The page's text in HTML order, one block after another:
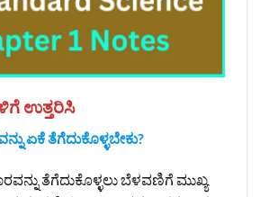
ಉತ್ತರಿಸಿ
ಏಕೆ ತೆಗೆದುಕೊಳ್ಳಬೇಕು?
ತೆಗೆದುಕೊಳ್ಳಲು ಬೆಳವಣಿಗೆ ಮುಖ್ಯ